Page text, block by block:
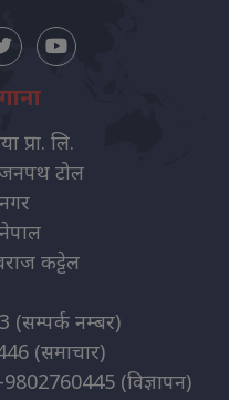
प्रा. लि.
जनपथ टोल
कट्टेल
(सम्पर्क नम्बर)
(समाचार)
(विज्ञापन)